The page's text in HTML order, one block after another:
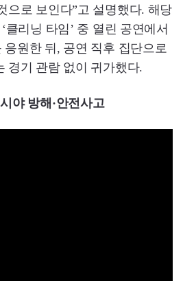
으로 보인다”고 설명했다. 해당
클리닝 타임’ 중 열린 공연에서
응원한 뒤, 공연 직후 집단으로
경기 관람 없이 귀가했다.
야 방해·안전사고